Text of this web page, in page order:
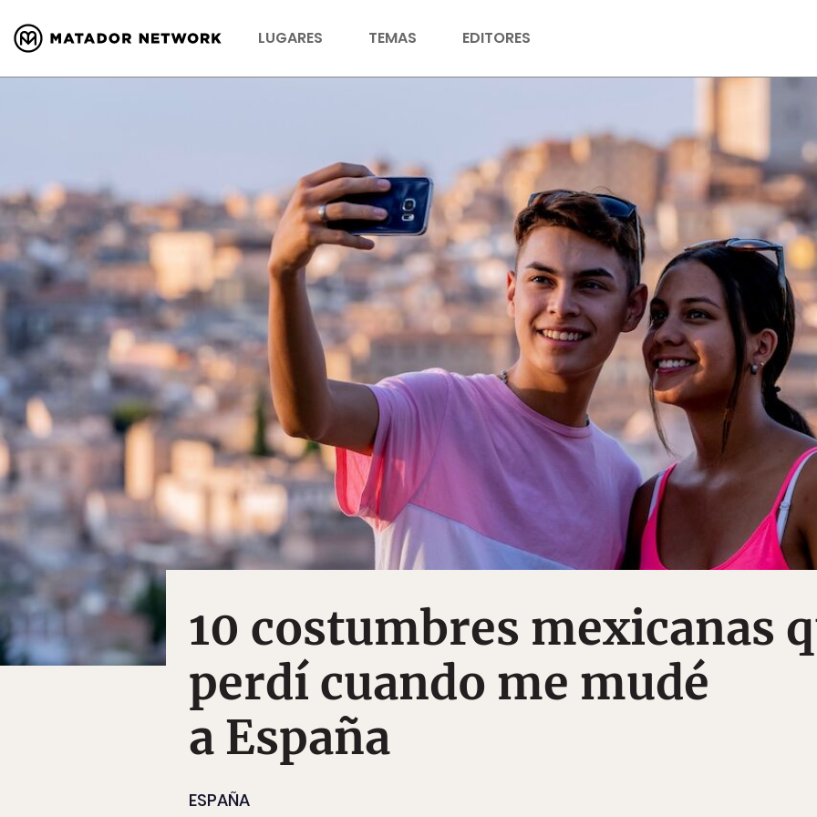
LUGARES TEMAS EDITORES
10 costumbres mexicanas
perdí cuando me mudé
a España
ESPAÑA